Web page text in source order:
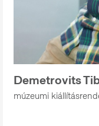
Demetrovits
múzeumi